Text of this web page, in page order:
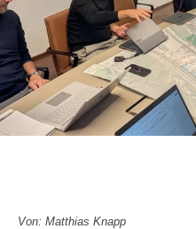
Von: Matthias Knapp